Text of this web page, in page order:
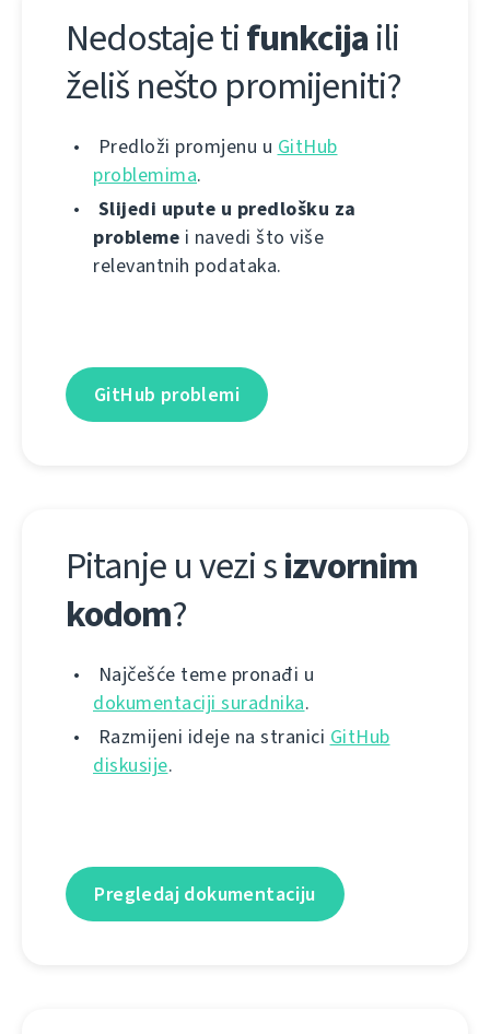
Nedostaje tifunkcija ili
želiš nešto promijeniti?
Predloži promjenu u GitHub
problemima.
Slijedi upute u predlošku za
probleme i navedi što više
relevantnih podataka.
GitHub problemi
Pitanje u vezi sizvornim
kodom?
Najčešće teme pronađi u
dokumentaciji suradnika.
Razmijeni ideje na stranici GitHub
diskusije.
Pregledaj dokumentaciju